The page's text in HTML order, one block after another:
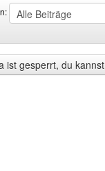
ist gesperrt, du